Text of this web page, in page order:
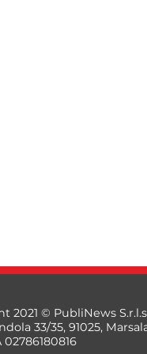
2021 © PubliNews
33/35, 91025,
02786180816